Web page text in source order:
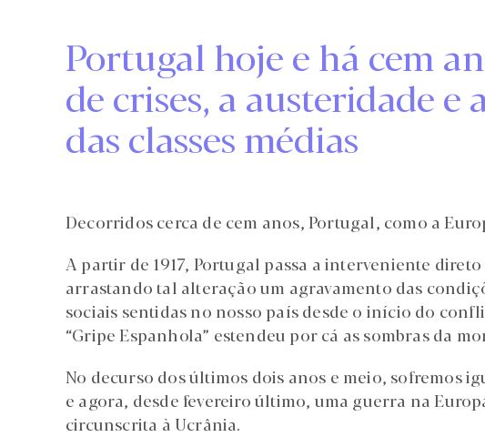
Portugal hoje e há cem
de crises, a austeridade e
das classes médias
Decorridos cerca de cem anos, Portugal, como a
A partir de 1917, Portugal passa a interveniente
arrastando tal alteração um agravamento das
sociais sentidas no nosso país desde o início do
“Gripe Espanhola” estendeu por cá as sombras da
No decurso dos últimos dois anos e meio, sofremos
e agora, desde fevereiro último, uma guerra na
circunscrita à Ucrânia.